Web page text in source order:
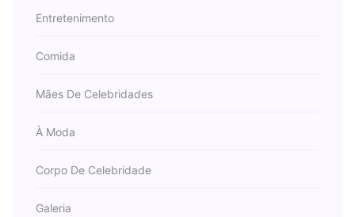
Entretenimento
Comida
Mães De Celebridades
À Moda
Corpo De Celebridade
Galeria